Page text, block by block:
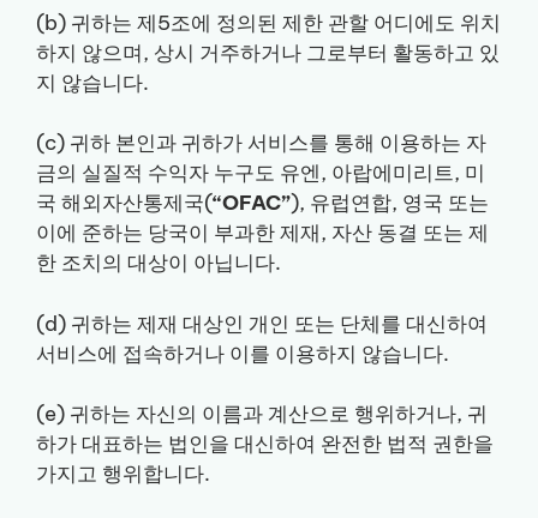
(b) 귀하는 제5조에 정의된 제한 관할 어디에도 위치
하지 않으며, 상시 거주하거나 그로부터 활동하고 있
지 않습니다.
(c) 귀하 본인과 귀하가 서비스를 통해 이용하는 자
금의 실질적 수익자 누구도 유엔, 아랍에미리트, 미
국 해외자산통제국(“OFAC”), 유럽연합, 영국 또는
이에 준하는 당국이 부과한 제재, 자산 동결 또는 제
한 조치의 대상이 아닙니다.
(d) 귀하는 제재 대상인 개인 또는 단체를 대신하여
서비스에 접속하거나 이를 이용하지 않습니다.
(e) 귀하는 자신의 이름과 계산으로 행위하거나, 귀
하가 대표하는 법인을 대신하여 완전한 법적 권한을
가지고 행위합니다.